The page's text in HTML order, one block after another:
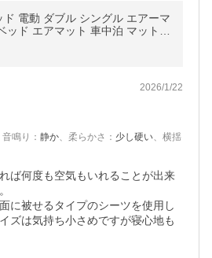
ド 電動 ダブル シングル エアーマ
ッド エアマット 車中泊 マット
アーマットレス 電動エアーベッ
ド 耐荷重150kg
2026/1/22
音鳴り ： 静か、 柔らかさ ： 少し硬い、 横揺
ば何度も空気もいれることが出来
に被せるタイプのシーツを使用し
ズは気持ち小さめですが寝心地も